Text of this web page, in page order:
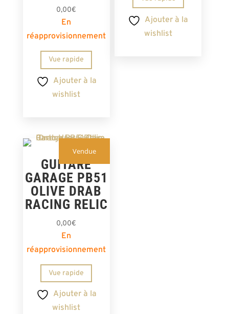
0,00€
En
réapprovisionnement
Vue rapide
Ajouter à la
wishlist
Ajouter à la
wishlist
Vendue
GUITARE
GARAGE PB51
OLIVE DRAB
RACING RELIC
0,00€
En
réapprovisionnement
Vue rapide
Ajouter à la
wishlist